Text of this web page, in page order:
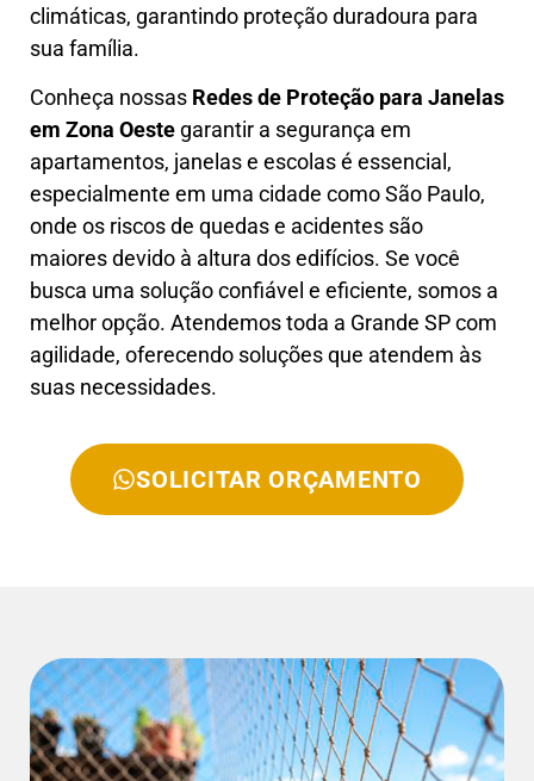
climáticas, garantindo proteção duradoura para
sua família.
Conheça nossas Redes de Proteção para Janelas
em Zona Oeste garantir a segurança em
apartamentos, janelas e escolas é essencial,
especialmente em uma cidade como São Paulo,
onde os riscos de quedas e acidentes são
maiores devido à altura dos edifícios. Se você
busca uma solução confiável e eficiente, somos a
melhor opção. Atendemos toda a Grande SP com
agilidade, oferecendo soluções que atendem às
suas necessidades.
SOLICITAR ORÇAMENTO